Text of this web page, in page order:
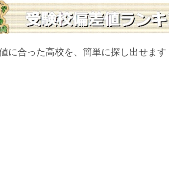
に合った高校を、簡単に探し出せます